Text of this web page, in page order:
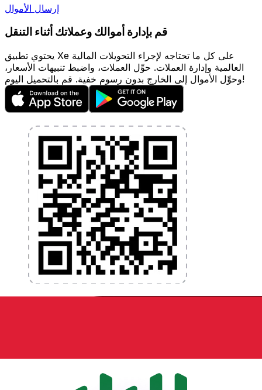
إرسال الأموال
قم بإدارة أموالك وعملاتك أثناء التنقل
يحتوي تطبيق Xe على كل ما تحتاجه لإجراء التحويلات المالية
العالمية وإدارة العملات. حوِّل العملات، واضبط تنبيهات الأسعار،
وحوِّل الأموال إلى الخارج بدون رسوم خفية. قم بالتحميل اليوم!